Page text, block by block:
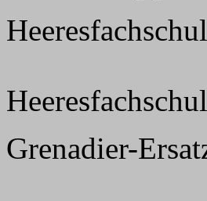
Grenadier-